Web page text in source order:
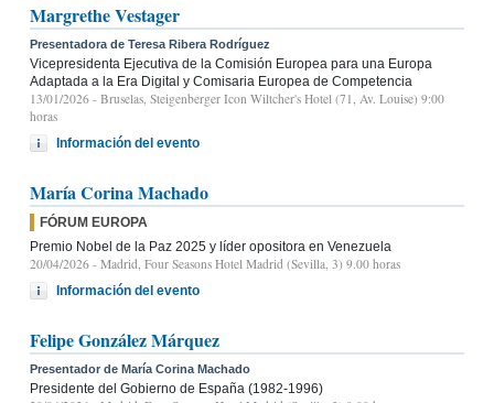
Margrethe Vestager
Presentadora de Teresa Ribera Rodríguez
Vicepresidenta Ejecutiva de la Comisión Europea para una Europa
Adaptada a la Era Digital y Comisaria Europea de Competencia
13/01/2026 - Bruselas, Steigenberger Icon Wiltcher's Hotel (71, Av. Louise) 9:00
horas
Información del evento
María Corina Machado
FÓRUM EUROPA
Premio Nobel de la Paz 2025 y líder opositora en Venezuela
20/04/2026 - Madrid, Four Seasons Hotel Madrid (Sevilla, 3) 9.00 horas
Información del evento
Felipe González Márquez
Presentador de María Corina Machado
Presidente del Gobierno de España (1982-1996)